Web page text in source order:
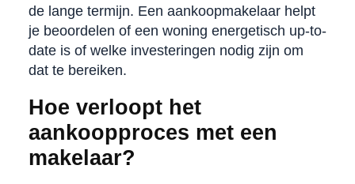
de lange termijn. Een aankoopmakelaar helpt
je beoordelen of een woning energetisch up-to-
date is of welke investeringen nodig zijn om
dat te bereiken.
Hoe verloopt het
aankoopproces met een
makelaar?